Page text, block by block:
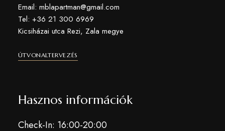
Az Ön adatainak védelme fontos a
számunkra
közösségi funkciók biztosításához, valamint weboldal forgalmunk
elemzéséhez. Ezenkívül közösségi média-, hirdető- és elemező
partnereinkkel megosztjuk az Ön weboldal használatra vonatkozó
Email: mblapartman@gmail.com
Tel: +36 21 300 6969
Kicsiházai utca Rezi, Zala megye
ÚTVONALTERVEZÉS
Hasznos információk
Check-In: 16:00-20:00